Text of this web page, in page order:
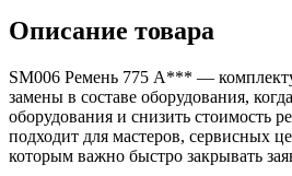
Описание товара
SM006 Ремень 775 A*** —
замены в составе оборудования,
оборудования и снизить стоимость
подходит для мастеров, сервисных
которым важно быстро закрывать